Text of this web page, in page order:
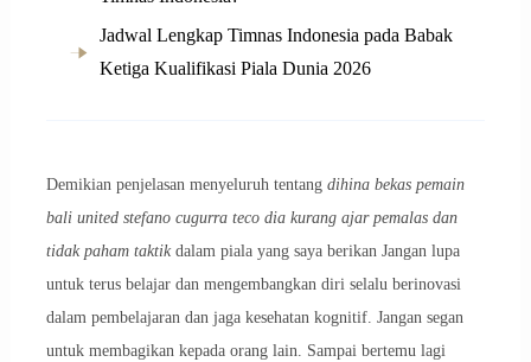
Jadwal Lengkap Timnas Indonesia pada Babak
Ketiga Kualifikasi Piala Dunia 2026
Demikian penjelasan menyeluruh tentang dihina bekas pemain
bali united stefano cugurra teco dia kurang ajar pemalas dan
tidak paham taktikdalam piala yang saya berikan Jangan lupa
untuk terus belajar dan mengembangkan diri selalu berinovasi
dalam pembelajaran dan jaga kesehatan kognitif. Jangan segan
untuk membagikan kepada orang lain. Sampai bertemu lagi